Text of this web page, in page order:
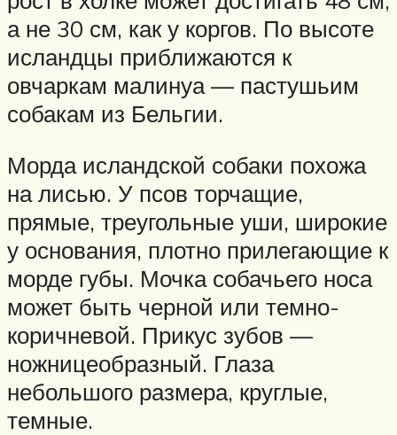
а не 30 см, как у коргов. По высоте
исландцы приближаются к
овчаркам малинуа — пастушьим
собакам из Бельгии.
Морда исландской собаки похожа
на лисью. У псов торчащие,
прямые, треугольные уши, широкие
у основания, плотно прилегающие к
морде губы. Мочка собачьего носа
может быть черной или темно-
коричневой. Прикус зубов —
ножницеобразный. Глаза
небольшого размера, круглые,
темные.